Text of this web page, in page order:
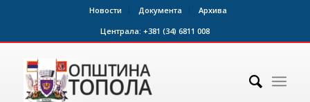
Новости Документа
Архива
Централа: +381 (34) 6811 008